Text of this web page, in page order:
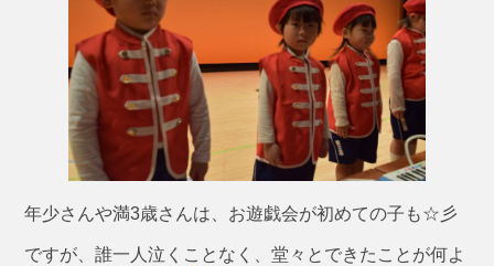
年少さんや満3歳さんは、お遊戯会が初めての子も☆彡
ですが、誰一人泣くことなく、堂々とできたことが何よ